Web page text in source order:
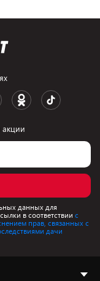
акции
данных для
в соответствии с
прав, связанных с
дачи